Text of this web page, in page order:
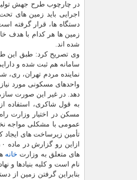
در چارچوب طرح جهش
اجرایی باید زمین های
دستگاه ها، قرار گرفته
زمین ها هر کدام با هدف
شده اند.
وی تصریح کرد: طبق این
سامانه هم ثبت شده و
نماینده مردم تهران،
واحدهای مسکونی مورد
دهد. در غیر این صورت
به قول شاکری،
مسکن در اختیار وزارت
عمومی با مشکلی مواجه
تأمین زیرساخت های ایجاد
های متعلق به وزارت خانه
نام است و کلیه بنیادها و
بنابراین گرفتن زمین از